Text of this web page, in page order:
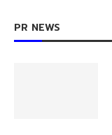
PR NEWS